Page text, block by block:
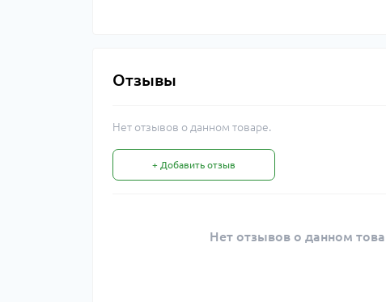
Отзывы
Нет отзывов о данном товаре.
+ Добавить отзыв
Нет отзывов о данном